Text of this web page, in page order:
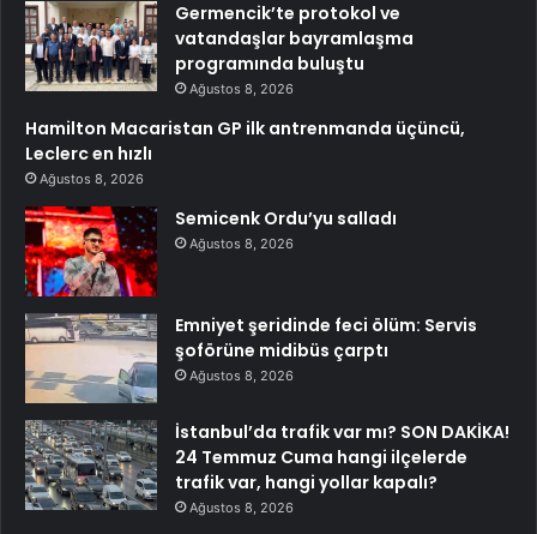
Germencik’te protokol ve
vatandaşlar bayramlaşma
programında buluştu
Ağustos 8, 2026
Hamilton Macaristan GP ilk antrenmanda üçüncü,
Leclerc en hızlı
Ağustos 8, 2026
Semicenk Ordu’yu salladı
Ağustos 8, 2026
Emniyet şeridinde feci ölüm: Servis
şoförüne midibüs çarptı
Ağustos 8, 2026
İstanbul’da trafik var mı? SON DAKİKA!
24 Temmuz Cuma hangi ilçelerde
trafik var, hangi yollar kapalı?
Ağustos 8, 2026